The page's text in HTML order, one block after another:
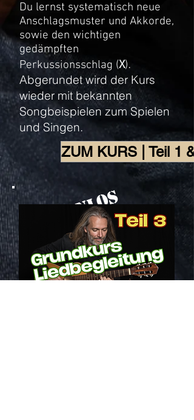
Du lernst systematisch neue
Anschlagsmuster und Akkorde,
sowie den wichtigen
gedämpften
Perkussionsschlag (X).
Abgerundet wird der Kurs
wieder mit bekannten
Songbeispielen zum Spielen
und Singen.
ZUM KURS | Teil 1
Kostenlos